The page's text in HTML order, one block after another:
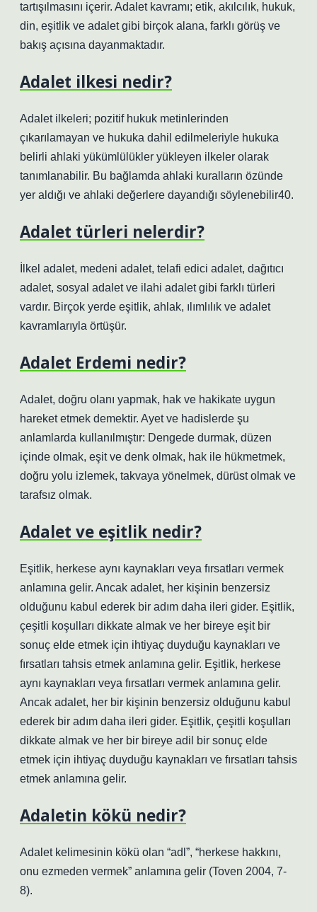
tartışılmasını içerir. Adalet kavramı; etik, akılcılık, hukuk,
din, eşitlik ve adalet gibi birçok alana, farklı görüş ve
bakış açısına dayanmaktadır.
Adalet ilkesi nedir?
Adalet ilkeleri; pozitif hukuk metinlerinden
çıkarılamayan ve hukuka dahil edilmeleriyle hukuka
belirli ahlaki yükümlülükler yükleyen ilkeler olarak
tanımlanabilir. Bu bağlamda ahlaki kuralların özünde
yer aldığı ve ahlaki değerlere dayandığı söylenebilir40.
Adalet türleri nelerdir?
İlkel adalet, medeni adalet, telafi edici adalet, dağıtıcı
adalet, sosyal adalet ve ilahi adalet gibi farklı türleri
vardır. Birçok yerde eşitlik, ahlak, ılımlılık ve adalet
kavramlarıyla örtüşür.
Adalet Erdemi nedir?
Adalet, doğru olanı yapmak, hak ve hakikate uygun
hareket etmek demektir. Ayet ve hadislerde şu
anlamlarda kullanılmıştır: Dengede durmak, düzen
içinde olmak, eşit ve denk olmak, hak ile hükmetmek,
doğru yolu izlemek, takvaya yönelmek, dürüst olmak ve
tarafsız olmak.
Adalet ve eşitlik nedir?
Eşitlik, herkese aynı kaynakları veya fırsatları vermek
anlamına gelir. Ancak adalet, her kişinin benzersiz
olduğunu kabul ederek bir adım daha ileri gider. Eşitlik,
çeşitli koşulları dikkate almak ve her bireye eşit bir
sonuç elde etmek için ihtiyaç duyduğu kaynakları ve
fırsatları tahsis etmek anlamına gelir. Eşitlik, herkese
aynı kaynakları veya fırsatları vermek anlamına gelir.
Ancak adalet, her bir kişinin benzersiz olduğunu kabul
ederek bir adım daha ileri gider. Eşitlik, çeşitli koşulları
dikkate almak ve her bir bireye adil bir sonuç elde
etmek için ihtiyaç duyduğu kaynakları ve fırsatları tahsis
etmek anlamına gelir.
Adaletin kökü nedir?
Adalet kelimesinin kökü olan “adl”, “herkese hakkını,
onu ezmeden vermek” anlamına gelir (Toven 2004, 7-
8).